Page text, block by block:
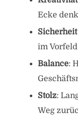
Ecke
im
Balance:
Stolz:
Weg